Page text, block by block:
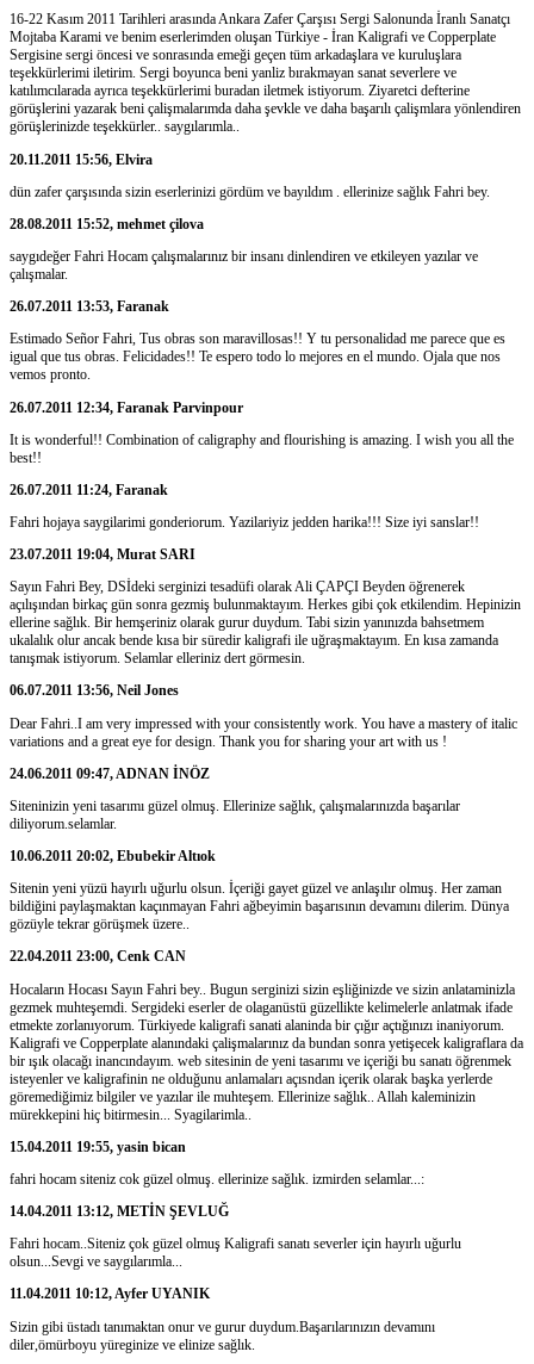
16-22 Kasım 2011 Tarihleri arasında Ankara Zafer Çarşısı Sergi Salonunda İranlı Sanatçı
Mojtaba Karami ve benim eserlerimden oluşan Türkiye - İran Kaligrafi ve Copperplate
Sergisine sergi öncesi ve sonrasında emeği geçen tüm arkadaşlara ve kuruluşlara
teşekkürlerimi iletirim. Sergi boyunca beni yanliz bırakmayan sanat severlere ve
katılımcılarada ayrıca teşekkürlerimi buradan iletmek istiyorum. Ziyaretci defterine
görüşlerini yazarak beni çalişmalarımda daha şevkle ve daha başarılı çalişmlara yönlendiren
görüşlerinizde teşekkürler.. saygılarımla..
20.11.2011 15:56, Elvira
dün zafer çarşısında sizin eserlerinizi gördüm ve bayıldım . ellerinize sağlık Fahri bey.
28.08.2011 15:52, mehmet çilova
saygıdeğer Fahri Hocam çalışmalarınız bir insanı dinlendiren ve etkileyen yazılar ve
çalışmalar.
26.07.2011 13:53, Faranak
Estimado Señor Fahri, Tus obras son maravillosas!! Y tu personalidad me parece que es
igual que tus obras. Felicidades!! Te espero todo lo mejores en el mundo. Ojala que nos
vemos pronto.
26.07.2011 12:34, Faranak Parvinpour
It is wonderful!! Combination of caligraphy and flourishing is amazing. I wish you all the
best!!
26.07.2011 11:24, Faranak
Fahri hojaya saygilarimi gonderiorum. Yazilariyiz jedden harika!!! Size iyi sanslar!!
23.07.2011 19:04, Murat SARI
Sayın Fahri Bey, DSİdeki serginizi tesadüfi olarak Ali ÇAPÇI Beyden öğrenerek
açılışından birkaç gün sonra gezmiş bulunmaktayım. Herkes gibi çok etkilendim. Hepinizin
ellerine sağlık. Bir hemşeriniz olarak gurur duydum. Tabi sizin yanınızda bahsetmem
ukalalık olur ancak bende kısa bir süredir kaligrafi ile uğraşmaktayım. En kısa zamanda
tanışmak istiyorum. Selamlar elleriniz dert görmesin.
06.07.2011 13:56, Neil Jones
Dear Fahri..I am very impressed with your consistently work. You have a mastery of italic
variations and a great eye for design. Thank you for sharing your art with us !
24.06.2011 09:47, ADNAN İNÖZ
Siteninizin yeni tasarımı güzel olmuş. Ellerinize sağlık, çalışmalarınızda başarılar
diliyorum.selamlar.
10.06.2011 20:02, Ebubekir Altıok
Sitenin yeni yüzü hayırlı uğurlu olsun. İçeriği gayet güzel ve anlaşılır olmuş. Her zaman
bildiğini paylaşmaktan kaçınmayan Fahri ağbeyimin başarısının devamını dilerim. Dünya
gözüyle tekrar görüşmek üzere..
22.04.2011 23:00, Cenk CAN
Hocaların Hocası Sayın Fahri bey.. Bugun serginizi sizin eşliğinizde ve sizin anlataminizla
gezmek muhteşemdi. Sergideki eserler de olaganüstü güzellikte kelimelerle anlatmak ifade
etmekte zorlanıyorum. Türkiyede kaligrafi sanati alaninda bir çığır açtığınızı inaniyorum.
Kaligrafi ve Copperplate alanındaki çalişmalarınız da bundan sonra yetişecek kaligraflara da
bir ışık olacağı inancındayım. web sitesinin de yeni tasarımı ve içeriği bu sanatı öğrenmek
isteyenler ve kaligrafinin ne olduğunu anlamaları açısndan içerik olarak başka yerlerde
göremediğimiz bilgiler ve yazılar ile muhteşem. Ellerinize sağlık.. Allah kaleminizin
mürekkepini hiç bitirmesin... Syagilarimla..
15.04.2011 19:55, yasin bican
fahri hocam siteniz cok güzel olmuş. ellerinize sağlık. izmirden selamlar...:
14.04.2011 13:12, METİN ŞEVLUĞ
Fahri hocam..Siteniz çok güzel olmuş Kaligrafi sanatı severler için hayırlı uğurlu
olsun...Sevgi ve saygılarımla...
11.04.2011 10:12, Ayfer UYANIK
Sizin gibi üstadı tanımaktan onur ve gurur duydum.Başarılarınızın devamını
diler,ömürboyu yüreginize ve elinize sağlık.